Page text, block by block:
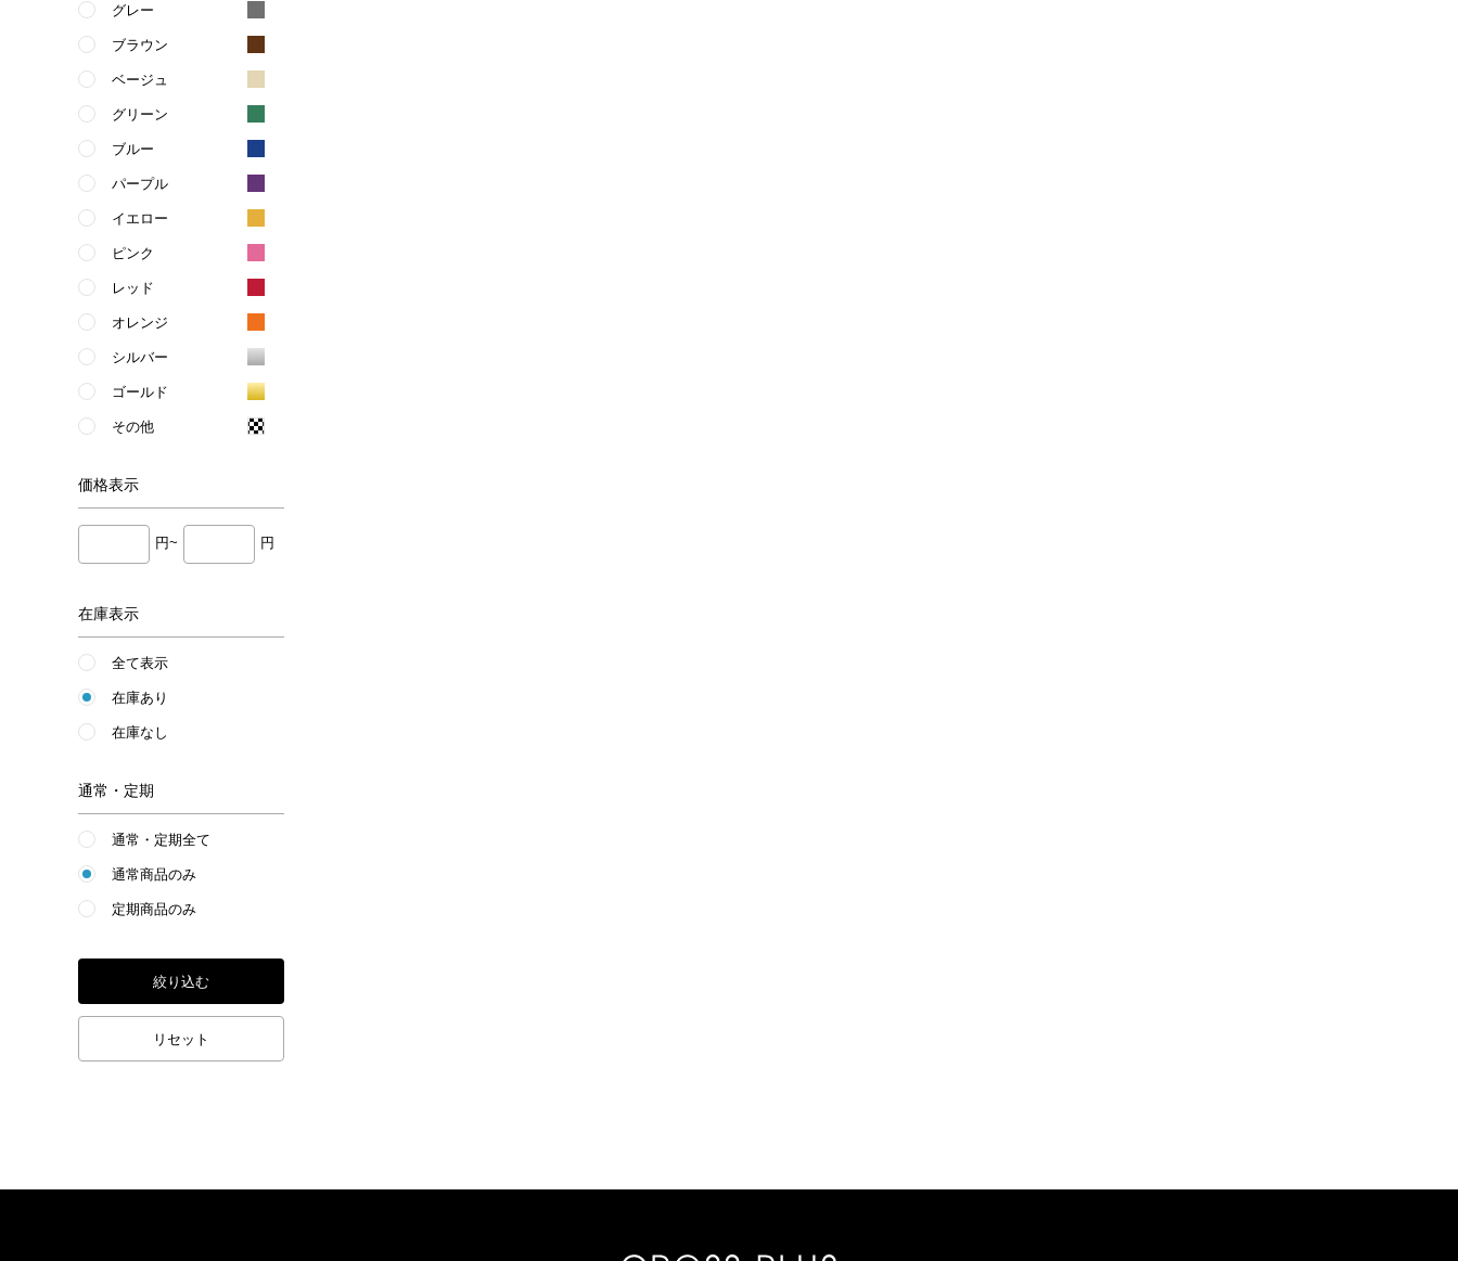
グレー
ブラウン
ベージュ
グリーン
ブルー
パープル
イエロー
ピンク
レッド
オレンジ
シルバー
ゴールド
その他
価格表示
円~ 円
在庫表示
全て表示
在庫あり
在庫なし
通常・定期
通常・定期全て
通常商品のみ
定期商品のみ
絞り込む
リセット